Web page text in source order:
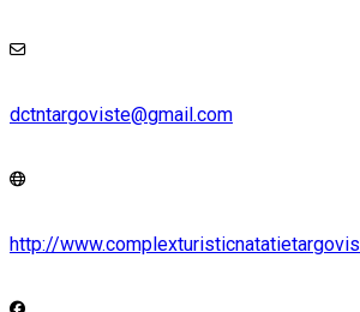
dctntargoviste@gmail.com
http://